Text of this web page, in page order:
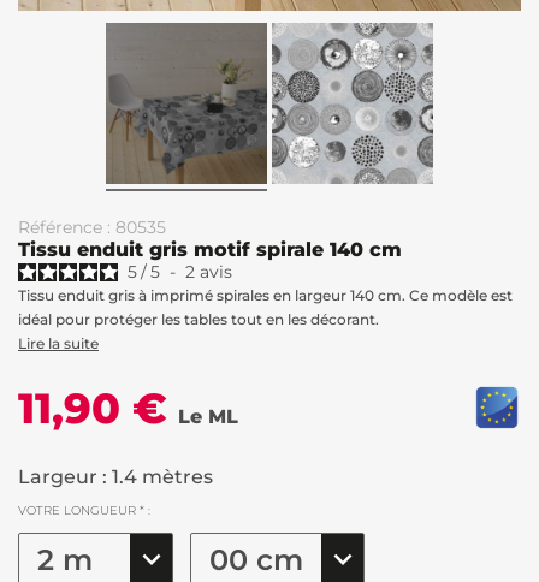
Référence : 80535
Tissu enduit gris motif spirale 140 cm
5/5 - 2 avis
Tissu enduit gris à imprimé spirales en largeur 140 cm. Ce modèle est
idéal pour protéger les tables tout en les décorant.
Lire la suite
11,90 € Le ML
Largeur : 1.4 mètres
VOTRE LONGUEUR * :